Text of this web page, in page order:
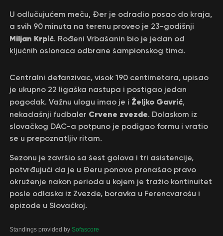
U odlučujućem meču, Đer je odradio posao do kraja,
a svih 90 minuta na terenu proveo je 23-godišnji
Miljan Krpić. Rođeni Vrbašanin bio je jedan od
ključnih oslonaca odbrane šampionskog tima.
Centralni defanzivac, visok 190 centimetara, upisao
je ukupno 22 ligaška nastupa i postigao jedan
pogodak. Važnu ulogu imao je i Željko Gavrić,
nekadašnji fudbaler Crvene zvezde. Dolaskom iz
slovačkog DAC-a potpuno je podigao formu i vratio
se u prepoznatljiv ritam.
Sezonu je završio sa šest golova i tri asistencije,
potvrđujući da je u Đeru ponovo pronašao pravo
okruženje nakon perioda u kojem je tražio kontinuitet
posle odlaska iz Zvezde, boravka u Ferencvarošu i
epizode u Slovačkoj.
Standings provided by Sofascore